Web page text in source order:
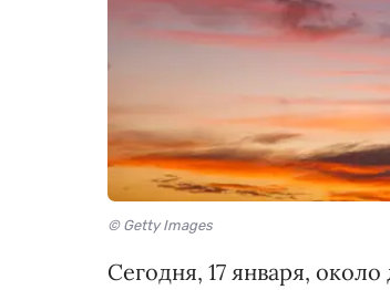
© Getty Images
Сегодня, 17 января,